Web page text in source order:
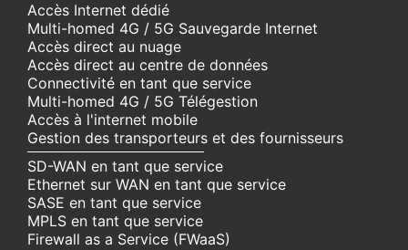
Accès Internet dédié
Multi-homed 4G / 5G Sauvegarde Internet
Accès direct au nuage
Accès direct au centre de données
Connectivité en tant que service
Multi-homed 4G / 5G Télégestion
Accès à l'internet mobile
Gestion des transporteurs et des fournisseurs
SD-WAN en tant que service
Ethernet sur WAN en tant que service
SASE en tant que service
MPLS en tant que service
Firewall as a Service (FWaaS)